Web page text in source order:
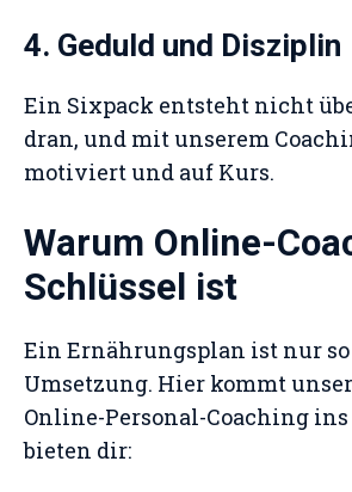
4. Geduld und Disziplin
Ein Sixpack entsteht nicht
dran, und mit unserem
motiviert und auf Kurs.
Warum Online-
Schlüssel ist
Ein Ernährungsplan ist nur
Umsetzung. Hier kommt
Online-Personal-Coaching
bieten dir: